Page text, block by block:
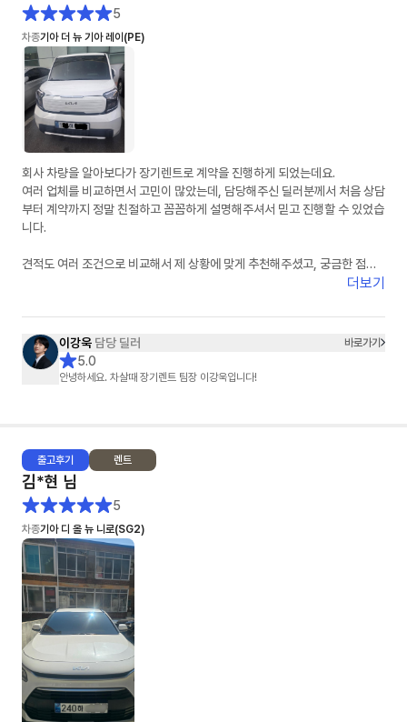
5
차종기아 더 뉴 기아 레이(PE)
회사 차량을 알아보다가 장기렌트로 계약을 진행하게 되었는데요.
여러 업체를 비교하면서 고민이 많았는데, 담당해주신 딜러분께서 처음 상담
부터 계약까지 정말 친절하고 꼼꼼하게 설명해주셔서 믿고 진행할 수 있었습
니다.
견적도 여러 조건으로 비교해서 제 상황에 맞게 추천해주셨고, 궁금한 점을
문의할 때마다 빠르게 답변해주셔서 진행 과정이 굉장히 편했습니다.
좋았습니다.
차량 계약 진행도 빠르게 처리해주셔서 만족스럽게 계약 완료했습니다.
장기렌트 고민하시는 분들 계시면 한 번 상담 받아보셔도 좋을 것 같습니다.
더보기
이강욱 담당 딜러 바로가기
5.0
안녕하세요. 차살때 장기렌트 팀장 이강욱입니다!
출고후기 렌트
김*현 님
5
차종기아 디 올 뉴 니로(SG2)